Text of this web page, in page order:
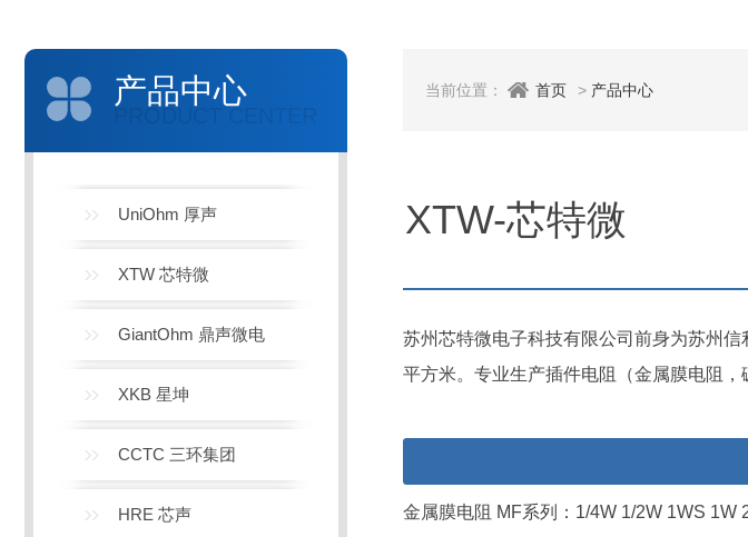
产品中心
UniOhm 厚声
XTW 芯特微
GiantOhm 鼎声微电
XKB 星坤
CCTC 三环集团
HRE 芯声
当前位置： 首页 > 产品中心
XTW-芯特微
苏州芯特微电子科技有限公司前身为苏州
平方米。专业生产插件电阻（金属膜电阻，
金属膜电阻 MF系列：1/4W 1/2W 1WS 1W